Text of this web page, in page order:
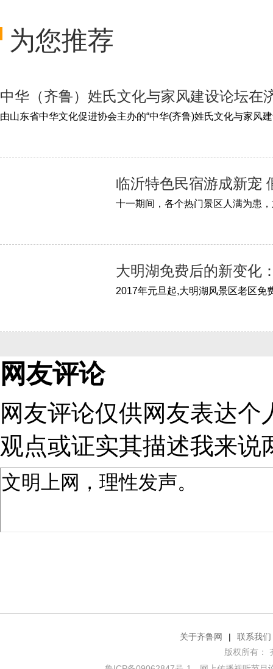
为您推荐
中华（齐鲁）姓氏文化与家风建设论坛在
临沂特色民宿游成新宠
大明湖免费后的新变化
网友评论
网友评论仅供网友表达
观点或证实其描述我来说
关于齐鲁网 |
联系我们
版权所有：